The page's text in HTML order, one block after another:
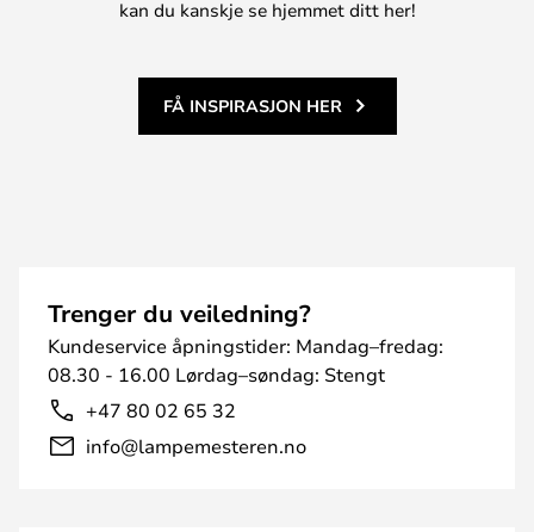
kan du kanskje se hjemmet ditt her!
FÅ INSPIRASJON HER
Trenger du veiledning?
Kundeservice åpningstider: Mandag–fredag:
08.30 - 16.00 Lørdag–søndag: Stengt
+47 80 02 65 32
info@lampemesteren.no